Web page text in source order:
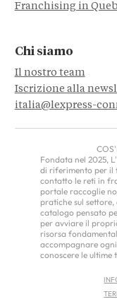
Franchising in
Chi siamo
Il nostro team
Iscrizione alla
italia@lexpress-
Fondata nel 2025,
di riferimento per il
contatto le reti in
portale raccoglie
pratiche sul
catalogo pensato
per avviare il
risorsa
accompagnare
conoscere le ultime